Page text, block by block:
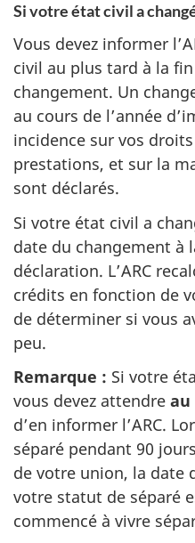
Si votre état civil a
Vous devez informer
civil au plus tard à la
changement. Un
au cours de l’année
incidence sur vos
prestations, et sur la
sont déclarés.
Si votre état civil a
date du changement à
déclaration. L’ARC
crédits en fonction de
de déterminer si vous
peu.
Remarque : Si votre
vous devez attendre au
d’en informer l’ARC.
séparé pendant 90
de votre union, la date
votre statut de séparé
commencé à vivre